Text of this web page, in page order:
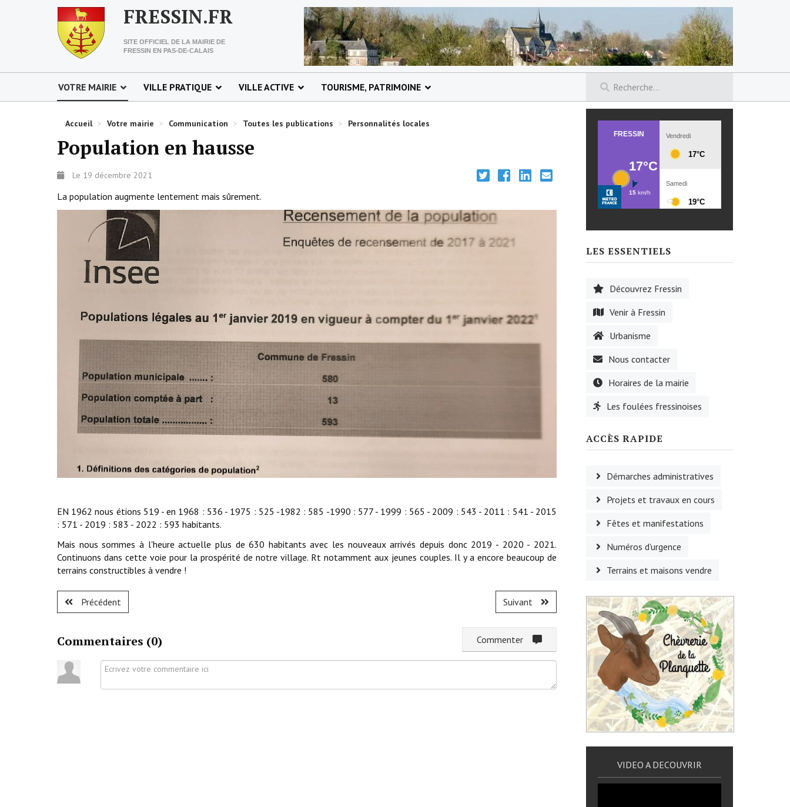
FRESSIN.FR
SITE OFFICIEL DE LA MAIRIE DE
FRESSIN EN PAS-DE-CALAIS
VOTRE MAIRIE VILLE PRATIQUE VILLE ACTIVE TOURISME, PATRIMOINE
Accueil > Votre mairie > Communication > Toutes les publications > Personnalités locales
Population en hausse
Le 19 décembre 2021
La population augmente lentement mais sûrement.
EN 1962 nous étions 519 - en 1968 : 536 - 1975 : 525 -1982 : 585 -1990 : 577 - 1999 : 565 - 2009 : 543 - 2011 : 541 - 2015
: 571 - 2019 : 583 - 2022 : 593 habitants.
Mais nous sommes à l'heure actuelle plus de 630 habitants avec les nouveaux arrivés depuis donc 2019 - 2020 - 2021.
Continuons dans cette voie pour la prospérité de notre village. Rt notamment aux jeunes couples. Il y a encore beaucoup de
terrains constructibles à vendre !
Précédent Suivant
Commentaires (0)
LES ESSENTIELS
Découvrez Fressin
Venir à Fressin
Urbanisme
Nous contacter
Horaires de la mairie
Les foulées fressinoises
ACCÈS RAPIDE
Démarches administratives
Projets et travaux en cours
Fêtes et manifestations
Numéros d'urgence
Terrains et maisons vendre
VIDEO A DECOUVRIR